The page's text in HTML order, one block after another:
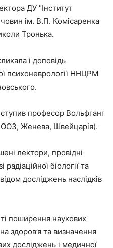
ДУ "Інститут
ім. В.П. Комісаренка
Тронька.
і доповідь
психоневрології ННЦРМ
професор Вольфганг
Женева, Швейцарія).
лектори, провідні
радіаційної біології та
досліджень наслідків
поширення наукових
здоров’я та визначення
досліджень і медичної